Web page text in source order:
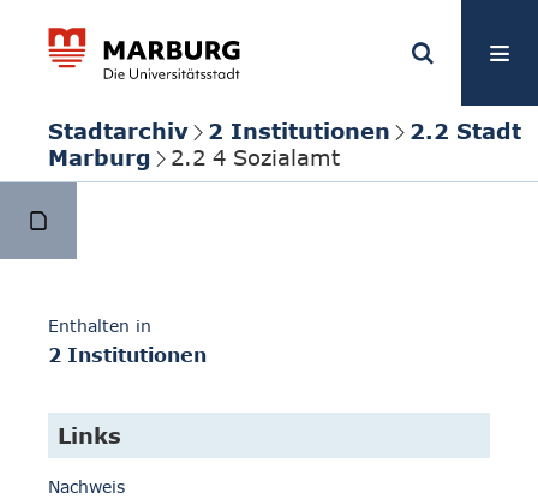
Stadtarchiv 2 Institutionen
2.2 Stadt
Marburg
2.2 4 Sozialamt
Enthalten in
2 Institutionen
Links
Nachweis